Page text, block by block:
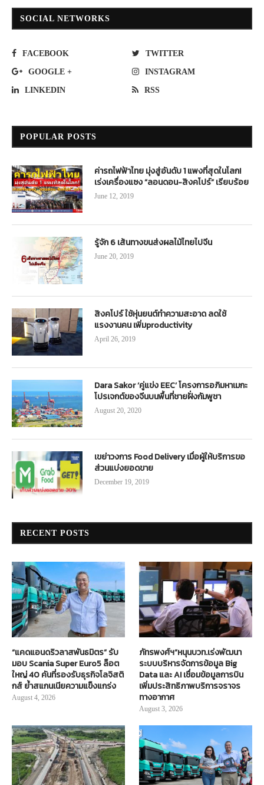
SOCIAL NETWORKS
FACEBOOK TWITTER
GOOGLE + INSTAGRAM
LINKEDIN RSS
POPULAR POSTS
ค่ารถไฟฟ้าไทย มุ่งสู่อันดับ 1 แพงที่สุดในโลก!
เร่งเครื่องแซง “ลอนดอน-สิงคโปร์” เรียบร้อย
June 12, 2019
รู้จัก 6 เส้นทางขนส่งผลไม้ไทยไปจีน
June 20, 2019
สิงคโปร์ ใช้หุ่นยนต์ทำความสะอาด ลดใช้
แรงงานคน เพิ่มproductivity
April 26, 2019
Dara Sakor ‘คู่แข่ง EEC’ โครงการอภิมหาเมกะ
โปรเจกต์ของจีนบนพื้นที่ชายฝั่งกัมพูชา
August 20, 2020
เขย่าวงการ Food Delivery เมื่อผู้ให้บริการขอ
ส่วนแบ่งยอดขาย
December 19, 2019
RECENT POSTS
“แคดแอนดริวลาสพันธมิตร” รับ
มอบ Scania Super Euro5 ล็อต
ใหญ่ 40 คันที่รองรับธุรกิจโลจิสติ
กส์ ย้ำสแกนเนียความแข็งแกร่ง
August 4, 2026
ภัทรพงศ์ฯ”หนุนบวท.เร่งพัฒนา
ระบบบริหารจัดการข้อมูล Big
Data และ AI เชื่อมข้อมูลการบิน
เพิ่มประสิทธิภาพบริการจราจร
ทางอากาศ
August 3, 2026